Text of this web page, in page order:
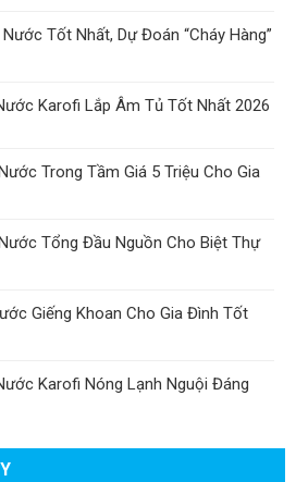
Tốt Nhất, Dự Đoán “Cháy Hàng”
Karofi Lắp Âm Tủ Tốt Nhất 2026
Trong Tầm Giá 5 Triệu Cho Gia
Tổng Đầu Nguồn Cho Biệt Thự
Giếng Khoan Cho Gia Đình Tốt
Karofi Nóng Lạnh Nguội Đáng